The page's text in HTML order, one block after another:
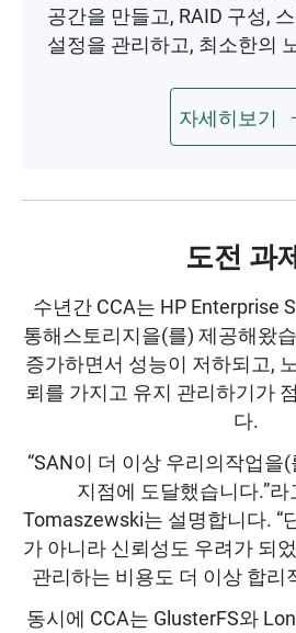
공간을 만들고, RAID 구성,
설정을 관리하고, 최소한의
자세히보기
도전 과
수년간 CCA는 HP Enterprise
통해스토리지을(를) 제공해왔
증가하면서 성능이 저하되고,
뢰를 가지고 유지 관리하기가
다.
“SAN이 더 이상 우리의작업을
지점에 도달했습니다.”라
Tomaszewski는 설명합니다. “
가 아니라 신뢰성도 우려가 되
관리하는 비용도 더 이상 합리
동시에 CCA는 GlusterFS와